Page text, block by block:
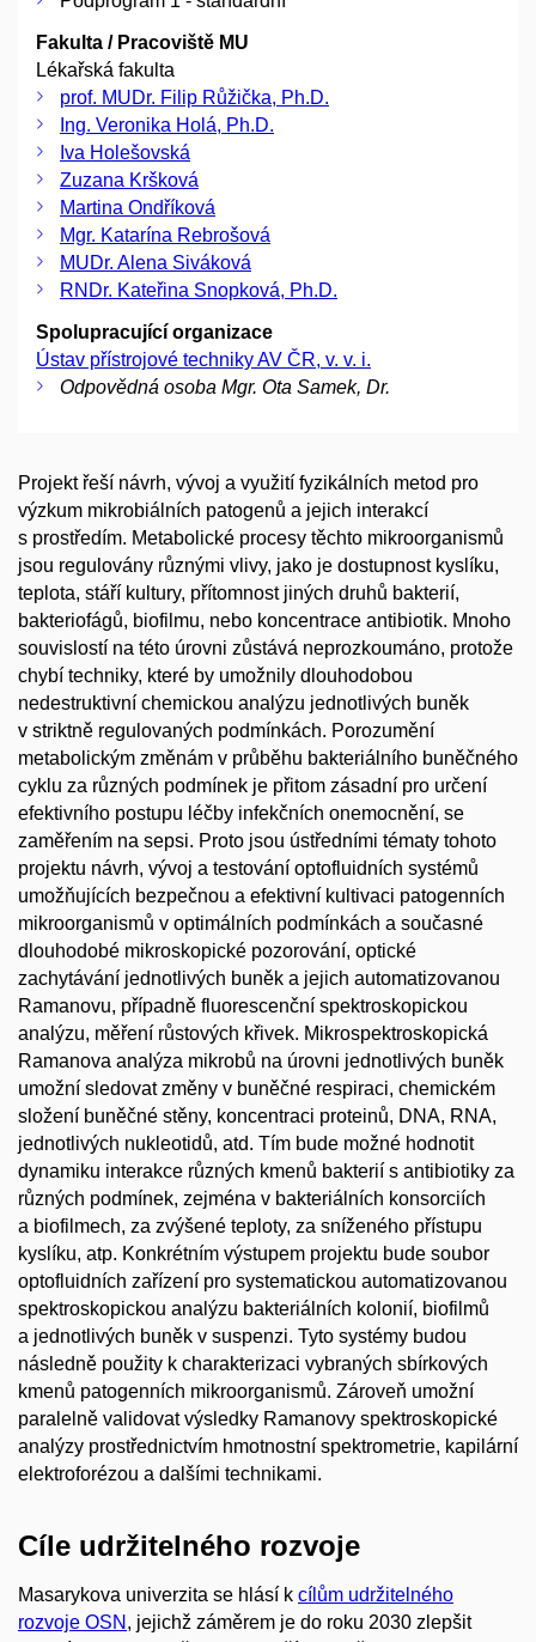
Fakulta / Pracoviště MU
Lékařská fakulta
prof. MUDr. Filip Růžička, Ph.D.
Ing. Veronika Holá, Ph.D.
Iva Holešovská
Zuzana Kršková
Martina Ondříková
Mgr. Katarína Rebrošová
MUDr. Alena Siváková
RNDr. Kateřina Snopková, Ph.D.
Spolupracující organizace
Ústav přístrojové techniky AV ČR, v. v. i.
Odpovědná osoba Mgr. Ota Samek, Dr.
Projekt řeší návrh, vývoj a využití fyzikálních metod pro
výzkum mikrobiálních patogenů a jejich interakcí
s prostředím. Metabolické procesy těchto mikroorganismů
jsou regulovány různými vlivy, jako je dostupnost kyslíku,
teplota, stáří kultury, přítomnost jiných druhů bakterií,
bakteriofágů, biofilmu, nebo koncentrace antibiotik. Mnoho
souvislostí na této úrovni zůstává neprozkoumáno, protože
chybí techniky, které by umožnily dlouhodobou
nedestruktivní chemickou analýzu jednotlivých buněk
v striktně regulovaných podmínkách. Porozumění
metabolickým změnám v průběhu bakteriálního buněčného
cyklu za různých podmínek je přitom zásadní pro určení
efektivního postupu léčby infekčních onemocnění, se
zaměřením na sepsi. Proto jsou ústředními tématy tohoto
projektu návrh, vývoj a testování optofluidních systémů
umožňujících bezpečnou a efektivní kultivaci patogenních
mikroorganismů v optimálních podmínkách a současné
dlouhodobé mikroskopické pozorování, optické
zachytávání jednotlivých buněk a jejich automatizovanou
Ramanovu, případně fluorescenční spektroskopickou
analýzu, měření růstových křivek. Mikrospektroskopická
Ramanova analýza mikrobů na úrovni jednotlivých buněk
umožní sledovat změny v buněčné respiraci, chemickém
složení buněčné stěny, koncentraci proteinů, DNA, RNA,
jednotlivých nukleotidů, atd. Tím bude možné hodnotit
dynamiku interakce různých kmenů bakterií s antibiotiky za
různých podmínek, zejména v bakteriálních konsorciích
a biofilmech, za zvýšené teploty, za sníženého přístupu
kyslíku, atp. Konkrétním výstupem projektu bude soubor
optofluidních zařízení pro systematickou automatizovanou
spektroskopickou analýzu bakteriálních kolonií, biofilmů
a jednotlivých buněk v suspenzi. Tyto systémy budou
následně použity k charakterizaci vybraných sbírkových
kmenů patogenních mikroorganismů. Zároveň umožní
paralelně validovat výsledky Ramanovy spektroskopické
analýzy prostřednictvím hmotnostní spektrometrie, kapilární
elektroforézou a dalšími technikami.
Cíle udržitelného rozvoje
Masarykova univerzita se hlásí k cílům udržitelného
rozvoje OSN , jejichž záměrem je do roku 2030 zlepšit